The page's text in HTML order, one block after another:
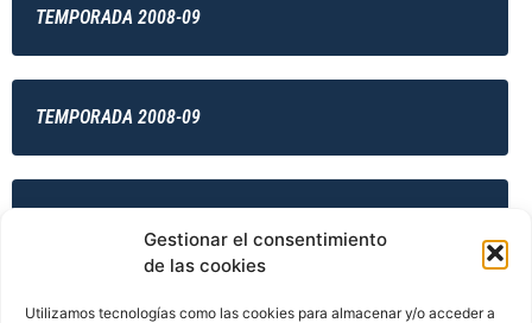
Gestionar el consentimiento
de las cookies
Utilizamos tecnologías como las cookies para almacenar y/o acceder a
TEMPORADA 2008-09
TEMPORADA 2008-09
TEMPORADA 2009-10